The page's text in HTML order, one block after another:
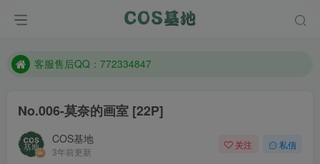
遇到任何问题加客服QQ：772334847
客服售后QQ：772334847
防失联：百度搜索《一七天佳》，实时查看最新站点。
No.006-莫奈的画室 [22P]
COS基地
3年前更新
关注 私信